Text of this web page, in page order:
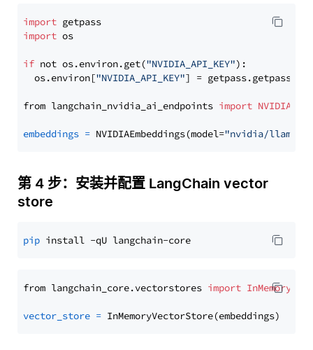
import
import os
if not os.environ.get("NVIDIA_API_KEY"):
  os.environ[
"NVIDIA_API_KEY"] = getpass.getpass(
from langchain_nvidia_ai_endpoints import
embeddings = NVIDIAEmbeddings(model="nvidia/llama-
第 4 步：安装并配置 LangChain vector
store
pip
from langchain_core.vectorstores import
vector_store =